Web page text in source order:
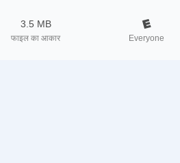
3.5 MB
फाइल का आकार Everyone